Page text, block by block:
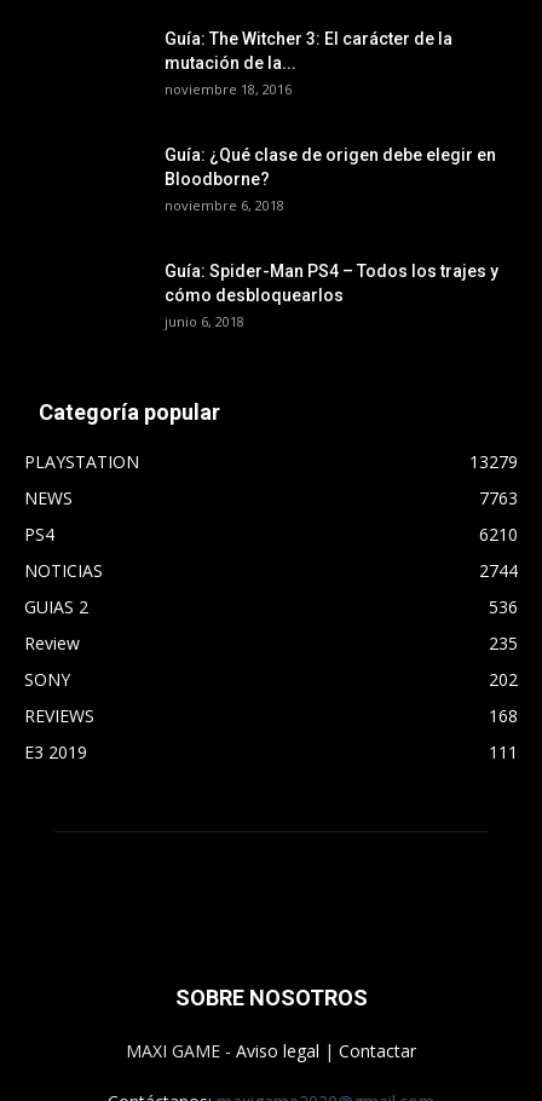
Guía: The Witcher 3: El carácter de la
mutación de la...
noviembre 18, 2016
Guía: ¿Qué clase de origen debe elegir en
Bloodborne?
noviembre 6, 2018
Guía: Spider-Man PS4 – Todos los trajes y
cómo desbloquearlos
junio 6, 2018
Categoría popular
PLAYSTATION
13279
NEWS
7763
PS4
6210
NOTICIAS
2744
GUIAS 2
536
Review
235
SONY
202
REVIEWS
168
E3 2019
111
SOBRE NOSOTROS
MAXI GAME - Aviso legal | Contactar